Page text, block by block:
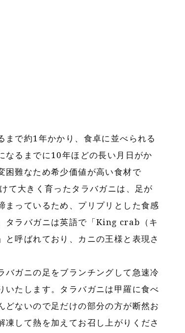
まで約1年かかり、食卓に並べられる
なるまでに10年ほどの長い月日がか
困難なため希少価値が高い食材で
て大きく育ったタラバガニは、足が
まっているため、プリプリとした食感
タラバガニは英語で「King crab（キ
と呼ばれており、カニの王様と表現さ
バガニの足をブランチングして急速冷
いたします。タラバガニは甲羅に食べ
どないので足だけの部分の方が断然お
凍して熱を加えてお召し上がりくださ